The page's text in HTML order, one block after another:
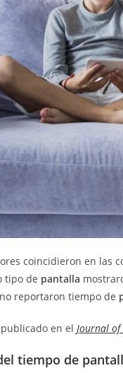
coincidieron en las
tipo de pantalla
reportaron tiempo de
en el Journal of
tiempo de